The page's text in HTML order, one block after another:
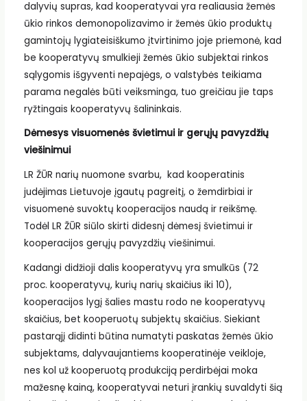
dalyvių supras, kad kooperatyvai yra realiausia žemės
ūkio rinkos demonopolizavimo ir žemės ūkio produktų
gamintojų lygiateisiškumo įtvirtinimo joje priemonė, kad
be kooperatyvų smulkieji žemės ūkio subjektai rinkos
sąlygomis išgyventi nepajėgs, o valstybės teikiama
parama negalės būti veiksminga, tuo greičiau jie taps
ryžtingais kooperatyvų šalininkais.
Dėmesys visuomenės švietimui ir gerųjų pavyzdžių
viešinimui
LR ŽŪR narių nuomone svarbu, kad kooperatinis
judėjimas Lietuvoje įgautų pagreitį, o žemdirbiai ir
visuomenė suvoktų kooperacijos naudą ir reikšmę.
Todėl LR ŽŪR siūlo skirti didesnį dėmesį švietimui ir
kooperacijos gerųjų pavyzdžių viešinimui.
Kadangi didžioji dalis kooperatyvų yra smulkūs (72
proc. kooperatyvų, kurių narių skaičius iki 10),
kooperacijos lygį šalies mastu rodo ne kooperatyvų
skaičius, bet kooperuotų subjektų skaičius. Siekiant
pastarąjį didinti būtina numatyti paskatas žemės ūkio
subjektams, dalyvaujantiems kooperatinėje veikloje,
nes kol už kooperuotą produkciją perdirbėjai moka
mažesnę kainą, kooperatyvai neturi įrankių suvaldyti šią